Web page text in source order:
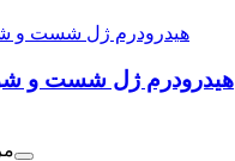
هیدرودرم ژل شست و